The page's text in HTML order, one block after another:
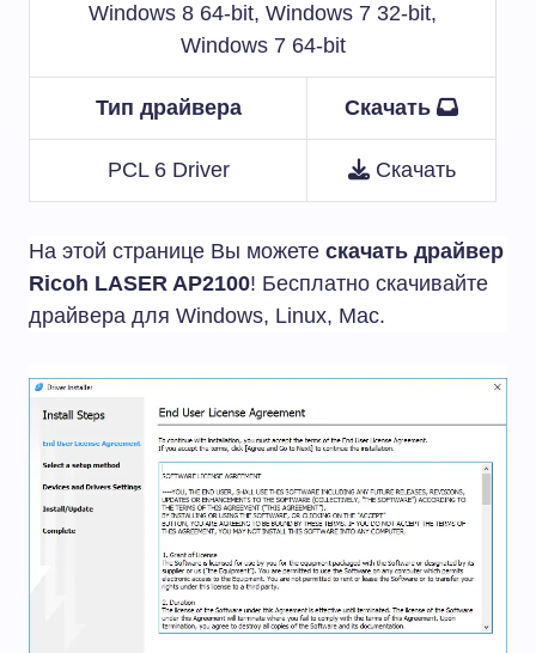
Windows 8 64-bit, Windows 7 32-bit,
Windows 7 64-bit
Тип драйвера Скачать
PCL 6 Driver Скачать
На этой странице Вы можете скачать драйвер
Ricoh LASER AP2100! Бесплатно скачивайте
драйвера для Windows, Linux, Mac.